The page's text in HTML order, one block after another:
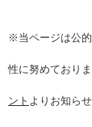
※当ページは公
性に努めており
ント よりお知ら